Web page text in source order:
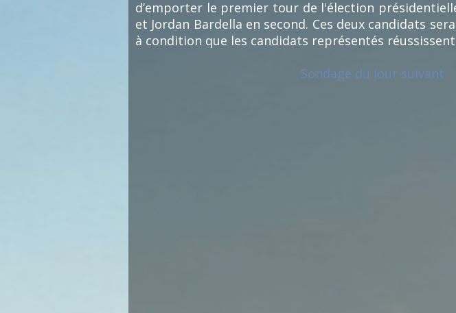
d’emporter le premier tour de l'élection
et Jordan Bardella en second. Ces deux candidats
à condition que les candidats représentés
Sondage du jour suivant